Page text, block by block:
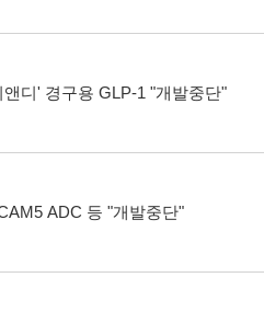
디' 경구용 GLP-1 "개발중단"
ADC 등 "개발중단"